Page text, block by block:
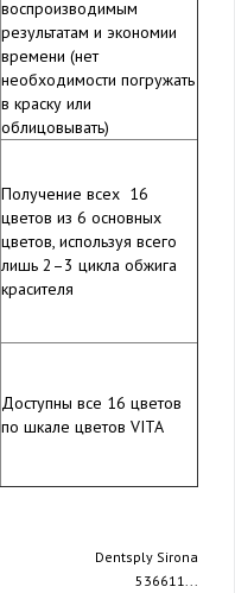
воспроизводимым
результатам и экономии
времени (нет
необходимости погружать
в краску или
облицовывать)
Получение всех 16
цветов из 6 основных
цветов, используя всего
лишь 2–3 цикла обжига
красителя
Доступны все 16 цветов
по шкале цветов VITA
Dentsply Sirona
536611...